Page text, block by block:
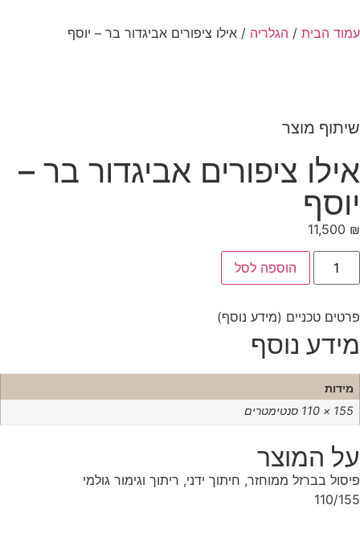
עמוד הבית / הגלריה / אילו ציפורים אביגדור בר – יוסף
שיתוף מוצר
אילו ציפורים אביגדור בר –
יוסף
11,500 ₪
הוספה לסל
פרטים טכניים (מידע נוסף)
מידע נוסף
מידות
155 × 110 סנטימטרים
על המוצר
פיסול בברזל ממוחזר, חיתוך ידני, ריתוך וגימור גולמי
110/155